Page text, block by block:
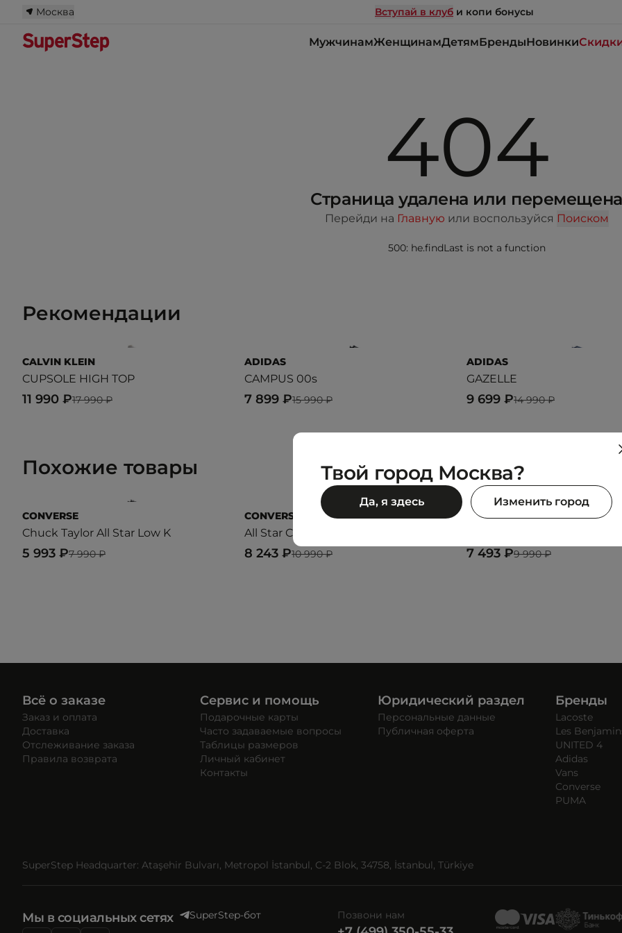
Москва Вступай в клуб и копи бонусы
МужчинамЖенщинамДетямБрендыНовинки
404
Страница удалена или перемещена
Перейди на Главную или воспользуйся Поиском
500: he.findLast is not a function
Рекомендации
CALVIN KLEIN
CUPSOLE HIGH TOP
17 990 ₽
11 990 ₽
ADIDAS
CAMPUS 00s
15 990 ₽
7 899 ₽
ADIDAS
GAZELLE
14 990 ₽
9 699 ₽
Похожие товары
CONVERSE
Chuck Taylor All Star Low K
7 990 ₽
5 993 ₽
CONVERSE
All Star Classic 1970s
10 990 ₽
8 243 ₽
CONVERSE
9 990 ₽
7 493 ₽
Всё о заказе
Заказ и оплата
Доставка
Отслеживание заказа
Правила возврата
Сервис и помощь
Подарочные карты
Часто задаваемые вопросы
Таблицы размеров
Личный кабинет
Контакты
Юридический раздел
Персональные данные
Публичная оферта
Бренды
Lacoste
Les
UNITED 4
Adidas
Vans
Converse
PUMA
SuperStep Headquarter: Ataşehir Bulvarı, Metropol İstanbul, C-2 Blok, 34758, İstanbul, Türkiye
Мы в социальных сетях SuperStep-бот Позвони нам
Твой город Москва?
Да, я здесь Изменить город